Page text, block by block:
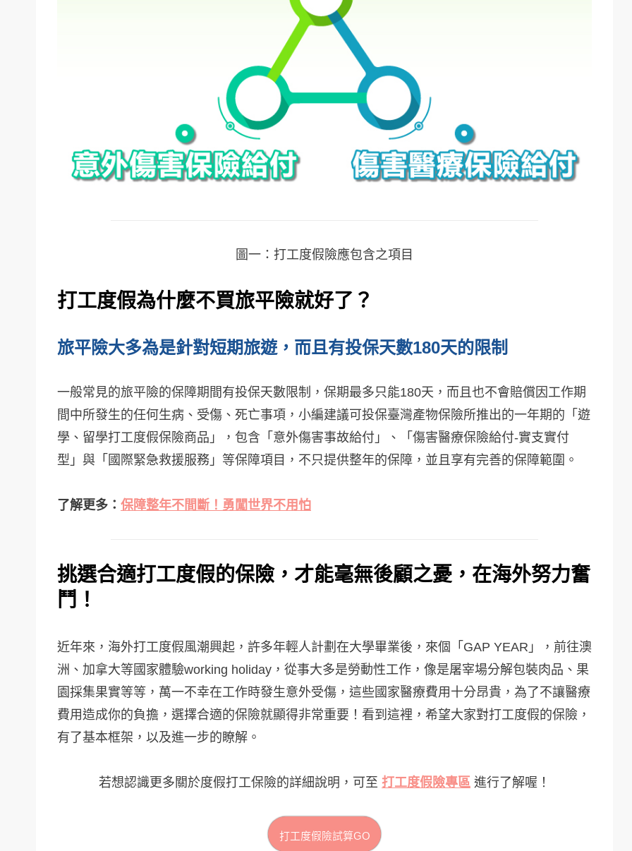
圖一：打工度假險應包含之項目
打工度假為什麼不買旅平險就好了？
旅平險大多為是針對短期旅遊，而且有投保天數180天的限制
一般常見的旅平險的保障期間有投保天數限制，保期最多只能180天，而且也不會賠償因工作期
間中所發生的任何生病、受傷、死亡事項，小編建議可投保臺灣產物保險所推出的一年期的「遊
學、留學打工度假保險商品」，包含「意外傷害事故給付」、「傷害醫療保險給付-實支實付
型」與「國際緊急救援服務」等保障項目，不只提供整年的保障，並且享有完善的保障範圍。
了解更多： 保障整年不間斷！勇闖世界不用怕
挑選合適打工度假的保險，才能毫無後顧之憂，在海外努力奮
鬥！
近年來，海外打工度假風潮興起，許多年輕人計劃在大學畢業後，來個「GAP YEAR」，前往澳
洲、加拿大等國家體驗working holiday，從事大多是勞動性工作，像是屠宰場分解包裝肉品、果
園採集果實等等，萬一不幸在工作時發生意外受傷，這些國家醫療費用十分昂貴，為了不讓醫療
費用造成你的負擔，選擇合適的保險就顯得非常重要！看到這裡，希望大家對打工度假的保險，
有了基本框架，以及進一步的瞭解。
若想認識更多關於度假打工保險的詳細說明，可至 打工度假險專區 進行了解喔！
打工度假險試算GO